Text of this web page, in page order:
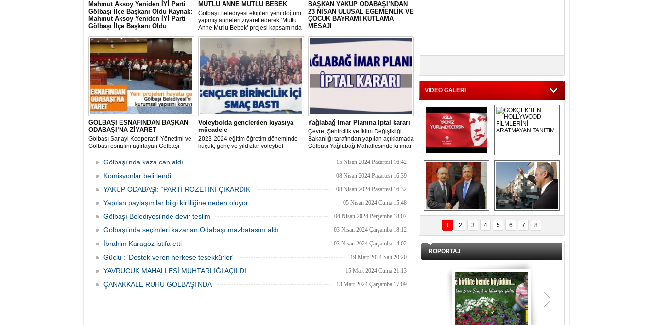
Mahmut Aksoy Yeniden İYİ Parti
Gölbaşı İlçe Başkanı Oldu Kaynak:
Mahmut Aksoy Yeniden İYİ Parti
Gölbaşı İlçe Başkanı Oldu
Mahmut Aksoy Yeniden İYİ Parti Gölbaşı
İlçe Başkanı Oldu
MUTLU ANNE MUTLU BEBEK
Gölbaşı Belediyesi ekipleri yeni doğum
yapmış anneleri ziyaret ederek ‘Mutlu
Anne Mutlu Bebek’ projesi kapsamında
hem içerisinde doğum sonrası temel
ediyor hem de uygulamalı eğitim
veriyor.
BAŞKAN YAKUP ODABAŞI’NDAN
23 NİSAN ULUSAL EGEMENLİK VE
ÇOCUK BAYRAMI KUTLAMA
MESAJI
Gölbaşı Belediye Başkanı Yakup
Odabaşı, TBMM’nin kuruluşunun 104.
Egemenlik ve Çocuk Bayramı’nı
kutladığı bir mesaj yayınladı:
GÖLBAŞI ESNAFINDAN BAŞKAN
ODABAŞI’NA ZİYARET
Gölbaşı Sanayi Kooperatifi Yönetimi ve
Gölbaşı esnafını ağırlayan Gölbaşı
istişare ile yöneteceklerini belirterek
“Yeni projeleri hayata geçireceğiz.
Gölbaşı’mızın daha yaşanabilir, daha
Voleybolda gençlerden kıyasıya
mücadele
2023-2024 eğitim öğretim döneminde
küçük, genç ve yıldızlar voleybol
Yağlabağ İmar Planına İptal kararı
Çevre, Şehircilik ve İklim Değişikliği
Bakanlığı tarafından yapılan açıklamada
Gölbaşı Yağlabağ Mahallesinde ki imar
Gölbaşı'nda kaza can aldı 15 Nisan 2024 Pazartesi 16:42
Komisyonlar belirlendi 08 Nisan 2024 Pazartesi 16:39
YAKUP ODABAŞI: “PARTİ ROZETİNİ ÇIKARDIK” 08 Nisan 2024 Pazartesi 16:32
Yapılan paylaşımlar bilgi kirliliğine neden oluyor 05 Nisan 2024 Cuma 15:48
Gölbaşı Belediyesi'nde devir teslim 04 Nisan 2024 Perşembe 18:07
Gölbaşı’nda seçimleri kazanan Odabaşı mazbatasını aldı 03 Nisan 2024 Çarşamba 18:12
İbrahim Karagöz istifa etti 03 Nisan 2024 Çarşamba 14:02
Güçlü ; 'Destek veren herkese teşekkürler' 19 Mart 2024 Salı 20:20
YAVRUCUK MAHALLESİ MUHTARLIĞI AÇILDI 15 Mart 2024 Cuma 21:13
ÇANAKKALE RUHU GÖLBAŞI’NDA 13 Mart 2024 Çarşamba 17:09
VİDEO GALERİ
Asla Yalnız
Yürümeyeceksin
Uzun Adam
GÖKÇEK'TEN
HOLLYWOOD
FİLMLERİNİ
ARATMAYAN
TANITIM
DAL İÇERİ ZÜBÜK!
ERCAN ŞİMŞEK
GÖLBAŞI'NDA
KASIRGA ETKİSİ
YARATTI !
1 2 3 4 5 6 7 8
RÖPORTAJ
Teşrik tekbiri nedir? Ne anlama gelir?